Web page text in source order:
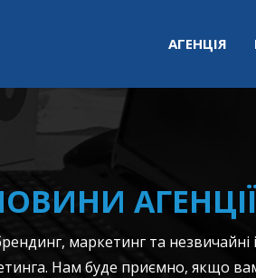
АГЕНЦІЯ
маркетинг та незвичайні
Нам буде приємно, якщо